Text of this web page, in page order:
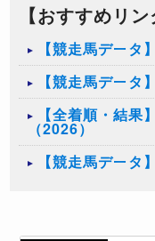
【おすすめリン
【競走馬データ
【競走馬データ
【全着順・結果
（2026）
【競走馬データ